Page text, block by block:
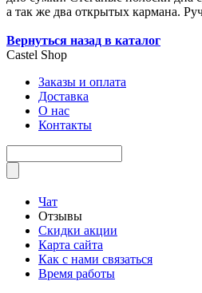
а так же два открытых кармана.
Вернуться назад в каталог
Castel Shop
Заказы и оплата
Доставка
О нас
Контакты
Чат
Отзывы
Скидки акции
Карта сайта
Как с нами связаться
Время работы